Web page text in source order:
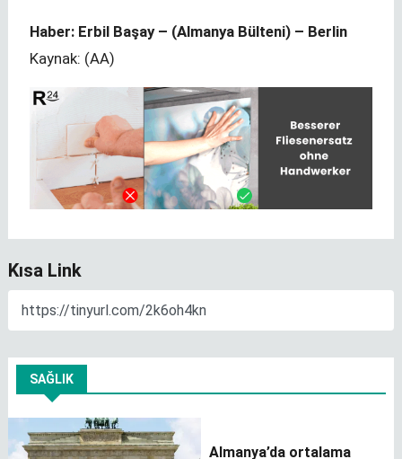
Haber: Erbil Başay – (Almanya Bülteni) – Berlin
Kaynak: (AA)
Kısa Link
SAĞLIK
Almanya’da ortalama